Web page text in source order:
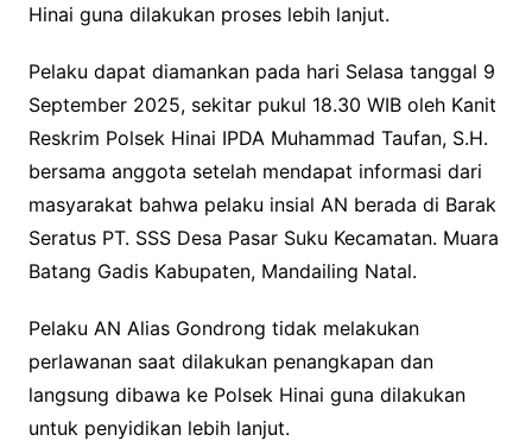
Hinai guna dilakukan proses lebih lanjut.
Pelaku dapat diamankan pada hari Selasa tanggal 9
September 2025, sekitar pukul 18.30 WIB oleh Kanit
Reskrim Polsek Hinai IPDA Muhammad Taufan, S.H.
bersama anggota setelah mendapat informasi dari
masyarakat bahwa pelaku insial AN berada di Barak
Seratus PT. SSS Desa Pasar Suku Kecamatan. Muara
Batang Gadis Kabupaten, Mandailing Natal.
Pelaku AN Alias Gondrong tidak melakukan
perlawanan saat dilakukan penangkapan dan
langsung dibawa ke Polsek Hinai guna dilakukan
untuk penyidikan lebih lanjut.